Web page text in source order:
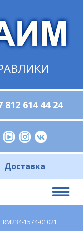
812 614 44 24
Доставка
1574-01021